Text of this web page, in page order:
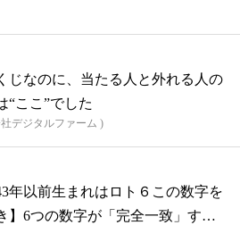
じなのに、当たる人と外れる人の
“ここ”でした
デジタルファーム )
年以前生まれはロト６この数字を
】6つの数字が「完全一致」する